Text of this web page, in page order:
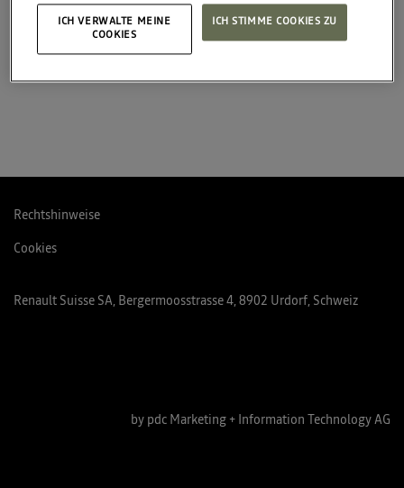
/*EN*/ ""
Rechtshinweise
Cookies
Renault Suisse SA, Bergermoosstrasse 4, 8902 Urdorf, Schweiz
by pdc Marketing + Information Technology AG
ICH STIMME COOKIES ZU
ICH VERWALTE MEINE
COOKIES